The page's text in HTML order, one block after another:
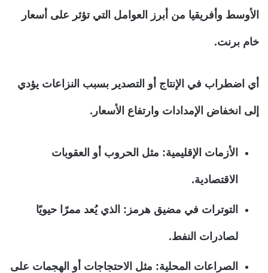
الأوسط وأفريقيا من أبرز العوامل التي تؤثر على أسعار
خام برنت.
أي اضطراب في الإنتاج أو التصدير بسبب النزاعات يؤدي
إلى انخفاض الإمدادات وارتفاع الأسعار.
الأزمات الإقليمية: مثل الحروب أو العقوبات
الاقتصادية.
التوترات في مضيق هرمز: الذي يُعد ممرًا حيويًا
لصادرات النفط.
الصراعات المحلية: مثل الاحتجاجات أو الهجمات على